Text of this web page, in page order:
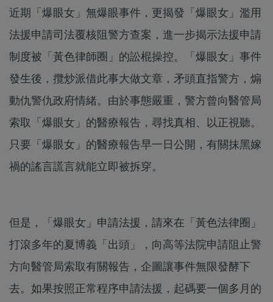
近期「爆眼女」無爆眼事件，更揭發「爆眼女」濫用
法援申請司法覆核阻警方查案，進一步揭示法援申請
制度被「黃色律師圈」的訟棍操控。「爆眼女」事件
發生後，攬炒派借此事大做文章，矛頭直指警方，煽
動仇警仇政府情緒。由於事態嚴重，警方曾向醫管局
索取「爆眼女」的醫療報告，尋找真相、以正視聽。
只要「爆眼女」的醫療報告早一日公開，有關抹黑嫁
禍的謠言謊言就能立即被拆穿。
但是，「爆眼女」申請法援，請來在「黃色法律圈」
打滾多年的夏博義「出頭」，向高等法院申請阻止警
方向醫管局索取有關報告，企圖讓事件無限發酵下
去。如果按照正常程序申請法援，起碼要一個多月的